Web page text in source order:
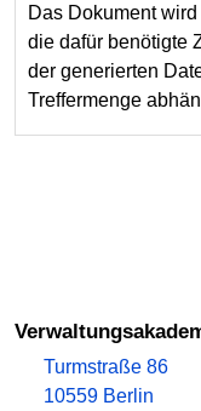
Das Dokument
die dafür benötigte
der generierten
Treffermenge
Turmstraße 86
10559 Berlin
Weitere
Informationen
zu